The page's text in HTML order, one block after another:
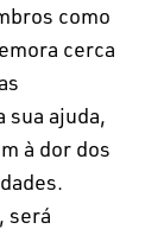
como
cerca
sua ajuda,
à dor dos
será